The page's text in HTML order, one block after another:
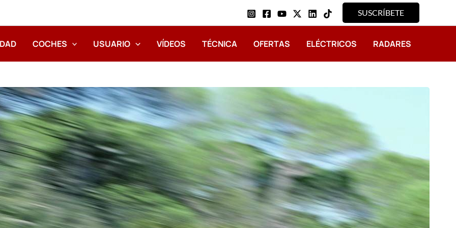
SUSCRÍBETE
COCHES USUARIO VÍDEOS TÉCNICA OFERTAS ELÉCTRICOS RADARES